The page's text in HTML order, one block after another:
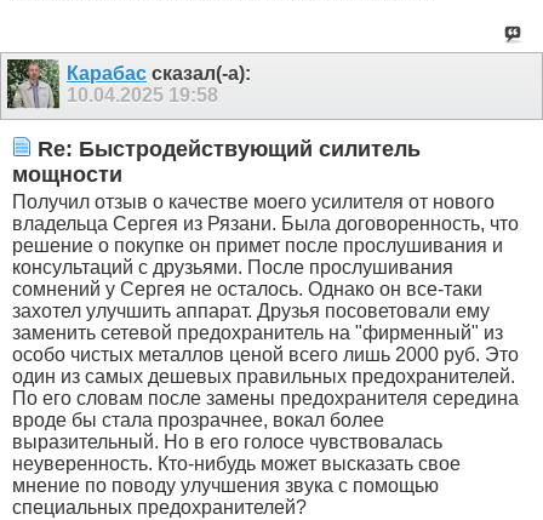
Карабас сказал(-а):
10.04.2025 19:58
Re: Быстродействующий силитель
мощности
Получил отзыв о качестве моего усилителя от нового
владельца Сергея из Рязани. Была договоренность, что
решение о покупке он примет после прослушивания и
консультаций с друзьями. После прослушивания
сомнений у Сергея не осталось. Однако он все-таки
захотел улучшить аппарат. Друзья посоветовали ему
заменить сетевой предохранитель на "фирменный" из
особо чистых металлов ценой всего лишь 2000 руб. Это
один из самых дешевых правильных предохранителей.
По его словам после замены предохранителя середина
вроде бы стала прозрачнее, вокал более
выразительный. Но в его голосе чувствовалась
неуверенность. Кто-нибудь может высказать свое
мнение по поводу улучшения звука с помощью
специальных предохранителей?